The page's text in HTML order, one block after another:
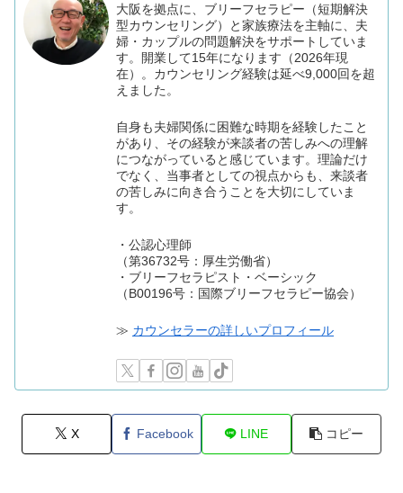
大阪を拠点に、ブリーフセラピー（短期解決
型カウンセリング）と家族療法を主軸に、夫
婦・カップルの問題解決をサポートしていま
す。開業して15年になります（2026年現
在）。カウンセリング経験は延べ9,000回を超
えました。
自身も夫婦関係に困難な時期を経験したこと
があり、その経験が来談者の苦しみへの理解
につながっていると感じています。理論だけ
でなく、当事者としての視点からも、来談者
の苦しみに向き合うことを大切にしていま
す。
・公認心理師
（第36732号：厚生労働省）
・ブリーフセラピスト・ベーシック
（B00196号：国際ブリーフセラピー協会）
≫ カウンセラーの詳しいプロフィール
X Facebook LINE コピー